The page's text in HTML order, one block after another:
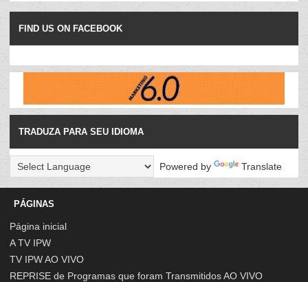
FIND US ON FACEBOOK
TRADUZA PARA SEU IDIOMA
Powered by Translate
PÁGINAS
Página inicial
A TV IPW
TV IPW AO VIVO
REPRISE de Programas que foram Transmitidos AO VIVO